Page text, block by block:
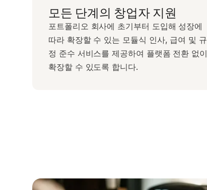
모든 단계의 창업자 지원
포트폴리오 회사에 초기부터 도입해 성장에
따라 확장할 수 있는 모듈식 인사, 급여 및 규
정 준수 서비스를 제공하여 플랫폼 전환 없이
확장할 수 있도록 합니다.